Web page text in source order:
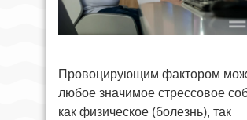
Провоцирующим фактором
любое значимое стрессовое
как физическое (болезнь), так